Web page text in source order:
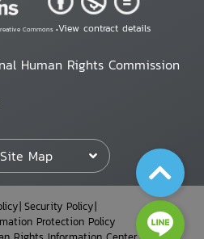
Commons •View contract details
Human Rights Commission
Site Map
Security Policy
Protection Policy